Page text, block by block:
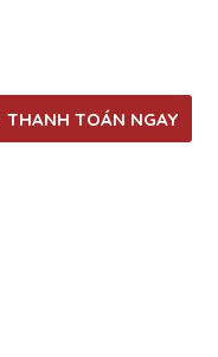
THANH TOÁN NGAY